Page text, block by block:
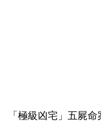
「極級凶宅」五屍